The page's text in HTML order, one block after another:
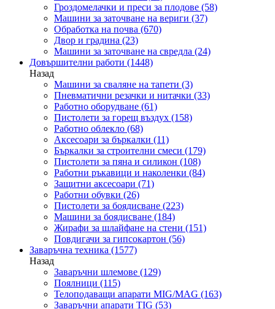
Гроздомелачки и преси за плодове (58)
Машини за заточване на вериги (37)
Обработка на почва (670)
Двор и градина (23)
Машини за заточване на свредла (24)
Довършителни работи (1448)
Назад
Машини за сваляне на тапети (3)
Пневматични резачки и нитачки (33)
Работно оборудване (61)
Пистолети за горещ въздух (158)
Работно облекло (68)
Аксесоари за бъркалки (11)
Бъркалки за строителни смеси (179)
Пистолети за пяна и силикон (108)
Работни ръкавици и наколенки (84)
Защитни аксесоари (71)
Работни обувки (26)
Пистолети за боядисване (223)
Машини за боядисване (184)
Жирафи за шлайфане на стени (151)
Повдигачи за гипсокартон (56)
Заваръчна техника (1577)
Назад
Заваръчни шлемове (129)
Поялници (115)
Телоподаващи апарати MIG/MAG (163)
Заваръчни апарати TIG (53)